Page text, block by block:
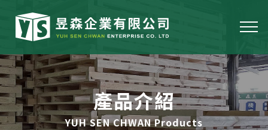
產品介紹
YUH SEN CHWAN Products